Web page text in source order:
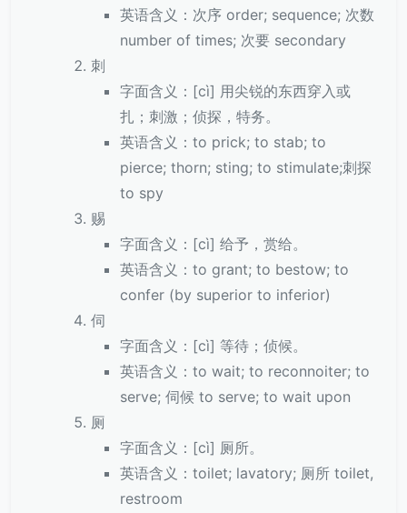
英语含义：次序 order; sequence; 次数
number of times; 次要 secondary
刺
字面含义：[cì] 用尖锐的东西穿入或
扎；刺激；侦探，特务。
英语含义：to prick; to stab; to
pierce; thorn; sting; to stimulate;刺探
to spy
赐
字面含义：[cì] 给予，赏给。
英语含义：to grant; to bestow; to
confer (by superior to inferior)
伺
字面含义：[cì] 等待；侦候。
英语含义：to wait; to reconnoiter; to
serve; 伺候 to serve; to wait upon
厕
字面含义：[cì] 厕所。
英语含义：toilet; lavatory; 厕所 toilet,
restroom